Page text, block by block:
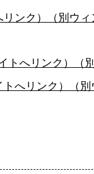
ンク）（別ウィ
へリンク）（
へリンク）（別